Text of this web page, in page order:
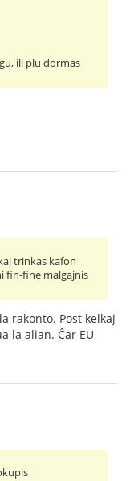
ili plu dormas
trinkas kafon
fin-fine malgajnis
rakonto. Post kelkaj
la alian. Ĉar EU